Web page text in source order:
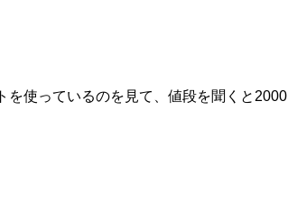
を使っているのを見て、値段を聞くと2000